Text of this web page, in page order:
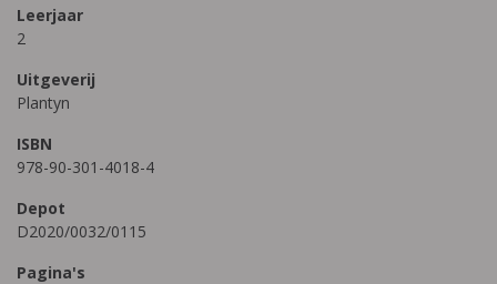
Leerjaar
2
Uitgeverij
Plantyn
ISBN
978-90-301-4018-4
Depot
D2020/0032/0115
Pagina's